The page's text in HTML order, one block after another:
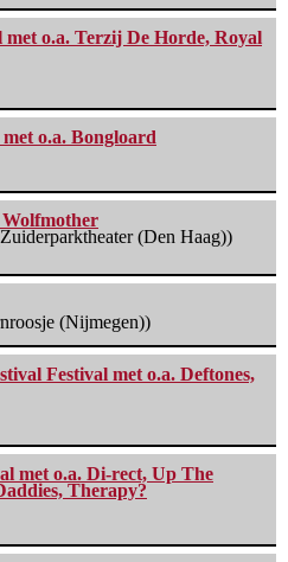
o.a. Terzij De Horde, Royal
o.a. Bongloard
(Den Haag))
(Nijmegen))
Festival met o.a. Deftones,
met o.a. Di-rect, Up The
Therapy?